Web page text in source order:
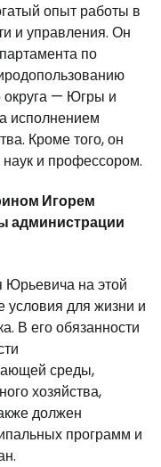
опыт работы в
и управления. Он
по
округа — Югры и
исполнением
Кроме того, он
наук и профессором.
Игорем
администрации
Юрьевича на этой
для жизни и
В его обязанности
среды,
хозяйства,
должен
программ и